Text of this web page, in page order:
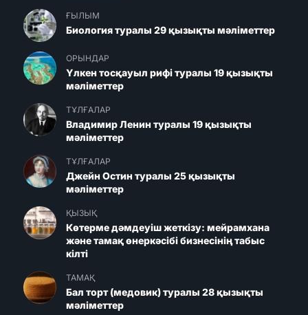
ҒЫЛЫМ
Биология туралы 29 қызықты мәліметтер
ОРЫНДАР
Үлкен тосқауыл рифі туралы 19 қызықты
мәліметтер
ТҰЛҒАЛАР
Владимир Ленин туралы 19 қызықты
мәліметтер
ТҰЛҒАЛАР
Джейн Остин туралы 25 қызықты
мәліметтер
ҚЫЗЫҚ
Көтерме дәмдеуіш жеткізу: мейрамхана
және тамақ өнеркәсібі бизнесінің табыс
кілті
ТАМАҚ
Бал торт (медовик) туралы 28 қызықты
мәліметтер